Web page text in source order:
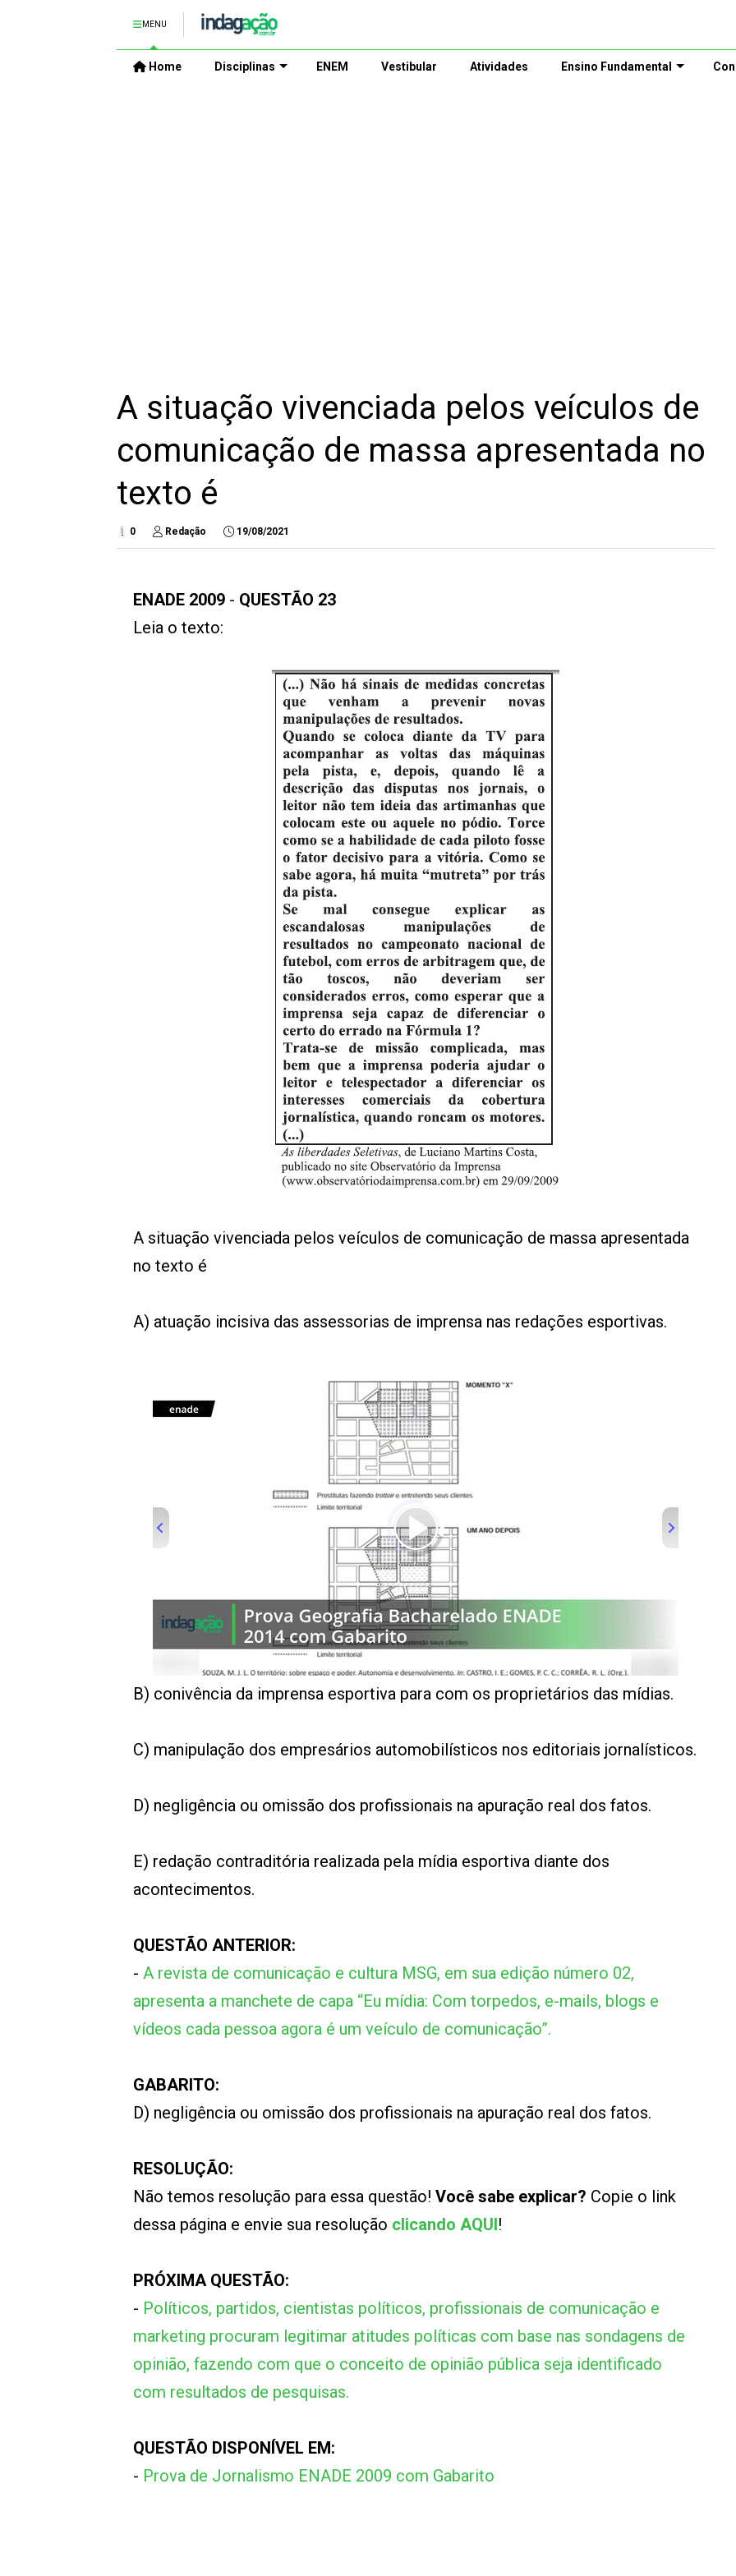
MENU
Home Disciplinas ENEM Vestibular Atividades Ensino Fundamental
A situação vivenciada pelos veículos de
comunicação de massa apresentada no
texto é
0 Redação 19/08/2021
ENADE 2009 - QUESTÃO 23
Leia o texto:
A situação vivenciada pelos veículos de comunicação de massa apresentada
no texto é
A) atuação incisiva das assessorias de imprensa nas redações esportivas.
B) conivência da imprensa esportiva para com os proprietários das mídias.
C) manipulação dos empresários automobilísticos nos editoriais jornalísticos.
D) negligência ou omissão dos profissionais na apuração real dos fatos.
E) redação contraditória realizada pela mídia esportiva diante dos
acontecimentos.
QUESTÃO ANTERIOR:
- A revista de comunicação e cultura MSG, em sua edição número 02,
apresenta a manchete de capa “Eu mídia: Com torpedos, e-mails, blogs e
vídeos cada pessoa agora é um veículo de comunicação”.
GABARITO:
D) negligência ou omissão dos profissionais na apuração real dos fatos.
RESOLUÇÃO:
Não temos resolução para essa questão! Você sabe explicar? Copie o link
dessa página e envie sua resolução clicando AQUI!
PRÓXIMA QUESTÃO:
- Políticos, partidos, cientistas políticos, profissionais de comunicação e
marketing procuram legitimar atitudes políticas com base nas sondagens de
opinião, fazendo com que o conceito de opinião pública seja identificado
com resultados de pesquisas.
QUESTÃO DISPONÍVEL EM:
- Prova de Jornalismo ENADE 2009 com Gabarito